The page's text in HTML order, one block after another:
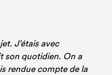
J’étais avec
son quotidien. On a
rendue compte de la